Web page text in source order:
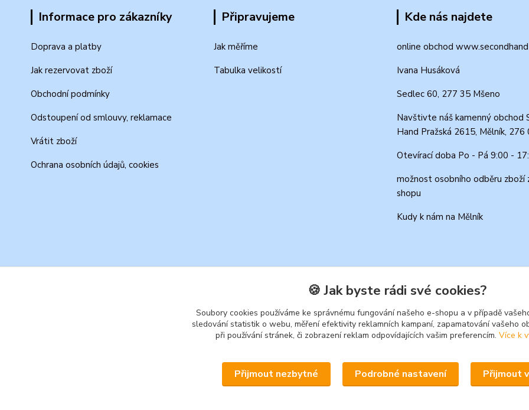
Informace pro zákazníky
Doprava a platby
Jak rezervovat zboží
Obchodní podmínky
Odstoupení od smlouvy, reklamace
Vrátit zboží
Ochrana osobních údajů, cookies
Připravujeme
Jak měříme
Tabulka velikostí
Kde nás najdete
online obchod
Ivana Husáková
Sedlec 60, 277 35 Mšeno
Navštivte náš kamenný obchod
Hand Pražská 2615, Mělník, 276
Otevírací doba Po - Pá 9:00 -
možnost osobního odběru zboží
shopu
Kudy k nám na Mělník
🍪 Jak byste rádi své cookies?
Soubory cookies používáme ke správnému fungování našeho e-shopu a v případě
sledování statistik o webu, měření efektivity reklamních kampaní, zapamatování vašeho
při používání stránek, či zobrazení reklam odpovídajících vašim preferencím. Více k
Přijmout nezbytné Podrobné nastavení Přijmout